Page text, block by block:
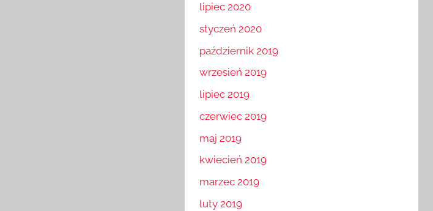
lipiec 2020
styczeń 2020
październik 2019
wrzesień 2019
lipiec 2019
czerwiec 2019
maj 2019
kwiecień 2019
marzec 2019
luty 2019